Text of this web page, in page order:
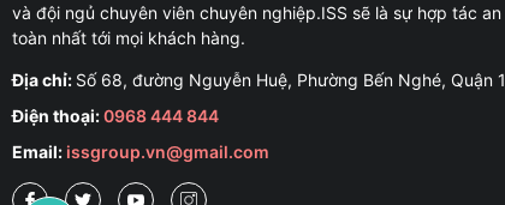
và đội ngủ chuyên viên chuyên nghiệp.ISS sẽ là sự hợp tác an
toàn nhất tới mọi khách hàng.
Địa chỉ: Số 68, đường Nguyễn Huệ, Phường Bến Nghé, Quận 1
Điện thoại:0968 444 844
Email: issgroup.vn@gmail.com